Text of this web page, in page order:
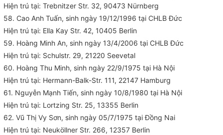
Hiện trú tại: Trebnitzer Str. 32, 90473 Nürnberg
58. Cao Anh Tuấn, sinh ngày 19/12/1996 tại CHLB Đức
Hiện trú tại: Ella Kay Str. 42, 10405 Berlin
59. Hoàng Minh An, sinh ngày 13/4/2006 tại CHLB Đức
Hiện trú tại: Schulstr. 29, 21220 Seevetal
60. Hoàng Thu Minh, sinh ngày 22/9/1975 tại Hà Nội
Hiện trú tại: Hermann-Balk-Str. 111, 22147 Hamburg
61. Nguyễn Mạnh Tiến, sinh ngày 10/8/1980 tại Hà Nội
Hiện trú tại: Lortzing Str. 25, 13355 Berlin
62. Vũ Thị Vy Sơn, sinh ngày 05/7/1975 tại Đồng Nai
Hiện trú tại: Neuköllner Str. 266, 12357 Berlin